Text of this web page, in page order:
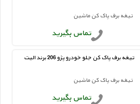
تیغه برف پاک کن ماشین
تماس بگیرید
تیغه برف پاک کن جلو خودرو پژو 206 برند الیت
تیغه برف پاک کن ماشین
تماس بگیرید